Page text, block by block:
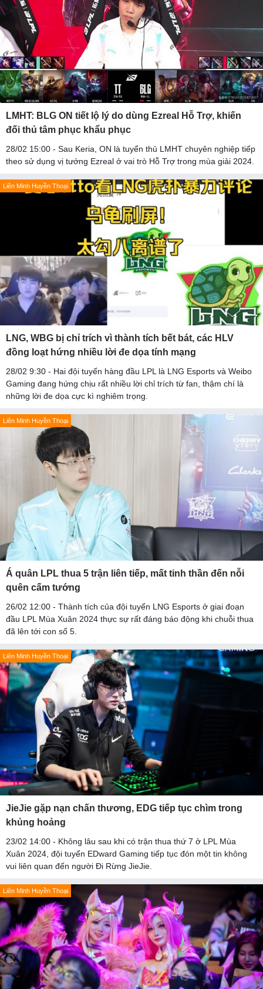
LMHT: BLG ON tiết lộ lý do dùng Ezreal Hỗ Trợ, khiến
đối thủ tâm phục khẩu phục
28/02 15:00 - Sau Keria, ON là tuyển thủ LMHT chuyên nghiệp tiếp
theo sử dụng vị tướng Ezreal ở vai trò Hỗ Trợ trong mùa giải 2024.
Liên Minh Huyền Thoại
LNG, WBG bị chỉ trích vì thành tích bết bát, các HLV
đồng loạt hứng nhiều lời đe dọa tính mạng
28/02 9:30 - Hai đội tuyển hàng đầu LPL là LNG Esports và Weibo
Gaming đang hứng chịu rất nhiều lời chỉ trích từ fan, thậm chí là
những lời đe dọa cực kì nghiêm trọng.
Liên Minh Huyền Thoại
Á quân LPL thua 5 trận liên tiếp, mất tinh thần đến nỗi
quên cấm tướng
26/02 12:00 - Thành tích của đội tuyển LNG Esports ở giai đoạn
đầu LPL Mùa Xuân 2024 thực sự rất đáng báo động khi chuỗi thua
đã lên tới con số 5.
Liên Minh Huyền Thoại
JieJie gặp nạn chấn thương, EDG tiếp tục chìm trong
khủng hoảng
23/02 14:00 - Không lâu sau khi có trận thua thứ 7 ở LPL Mùa
Xuân 2024, đội tuyển EDward Gaming tiếp tục đón một tin không
vui liên quan đến người Đi Rừng JieJie.
Liên Minh Huyền Thoại